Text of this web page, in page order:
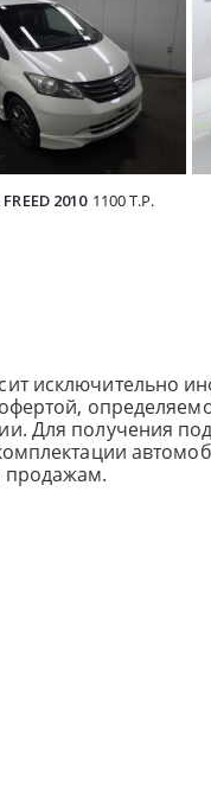
2010 1100 Т.Р.
исключительно
Для получения
продажам.